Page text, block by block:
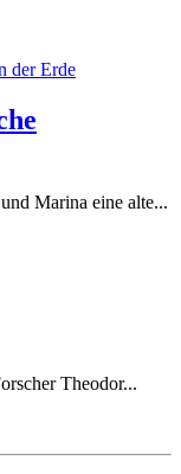
Marina eine alte...
Theodor...